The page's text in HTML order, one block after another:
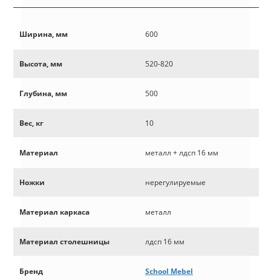
Ширина, мм 600
Высота, мм 520-820
Глубина, мм 500
Вес, кг 10
Материал металл + лдсп 16 мм
Ножки нерегулируемые
Материал каркаса металл
Материал столешницы лдсп 16 мм
Бренд School Mebel